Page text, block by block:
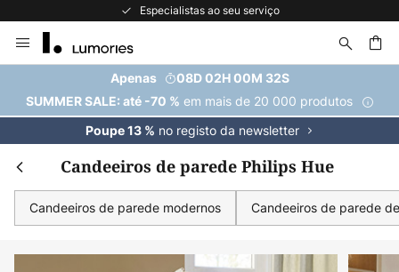
Especialistas ao seu serviço
para
Conteúdo
Apenas
08D 02H 00M 31S
SUMMER SALE: até -70 % em mais de 20 000 produtos
Poupe 13 % no registo da newsletter
Candeeiros de parede Philips Hue
Candeeiros de parede modernos Candeeiros de parede